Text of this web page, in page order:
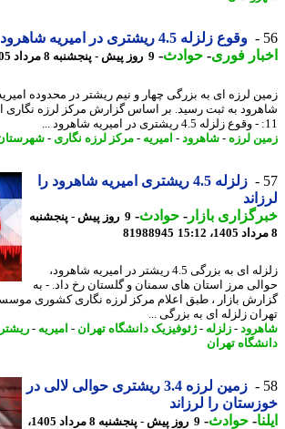
وقوع زلزله 4.5 ریشتری در امیریه شاهرود
فوری- حوادث -9 روز پیش - پنجشنبه 8 مرداد 1405، 18:11
لرزه ای به بزرگی چهار و نیم ریشتر در محدوده امیریه
به ثبت رسید. بر اساس گزارش مرکز لرزه نگاری این
لرزه - شاهرود- امیریه- مرکز لرزه نگاری- شهرستان
زلزله 4.5 ریشتری امیریه شاهرود را
بازار- حوادث - 9 روز پیش - پنجشنبه
81988945
زلزله ای به بزرگی 4.5 ریشتر در امیریه شاهرود،
مرز استان های سمنان و گلستان رخ داد. - به
بازار ، طبق اعلام مرکز لرزه نگاری کشوری موسسه
زلزله ای به بزرگی ...
- زلزله - ژئوفیزیک دانشگاه تهران- امیریه- ریشتر-
تهران
زمین لرزه 3.4 ریشتری حوالی لالی در
را لرزاند
-حوادث -
9 روز پیش - پنجشنبه 8 مرداد 1405،